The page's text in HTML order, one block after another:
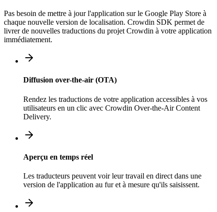
Pas besoin de mettre à jour l'application sur le Google Play Store à
chaque nouvelle version de localisation. Crowdin SDK permet de
livrer de nouvelles traductions du projet Crowdin à votre application
immédiatement.
Diffusion over-the-air (OTA)
Rendez les traductions de votre application accessibles à vos
utilisateurs en un clic avec Crowdin Over-the-Air Content
Delivery.
Aperçu en temps réel
Les traducteurs peuvent voir leur travail en direct dans une
version de l'application au fur et à mesure qu'ils saisissent.